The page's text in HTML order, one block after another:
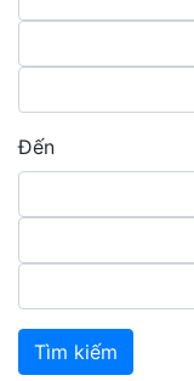
Đến
Tìm kiếm